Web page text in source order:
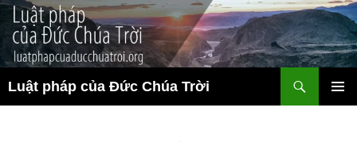
Chuyển
đến
nội
dung
Luật pháp của Đức Chúa Trời
kiếm